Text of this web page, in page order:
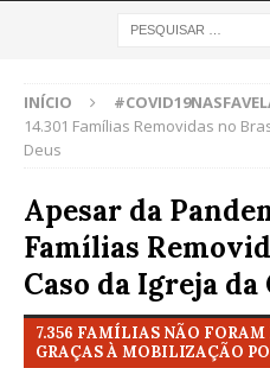
INÍCIO
14.301 Famílias Removidas no
Deus
Apesar da
Famílias
Caso da Igreja da
7.356 FAMÍLIAS NÃO
GRAÇAS À MOBILIZAÇÃO